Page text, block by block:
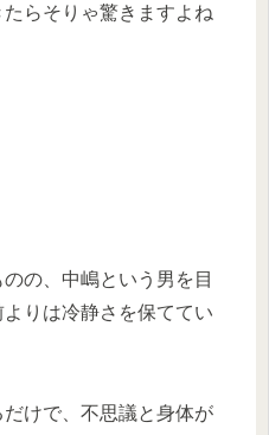
らそりゃ驚きますよね
の、中嶋という男を目
りは冷静さを保ててい
けで、不思議と身体が